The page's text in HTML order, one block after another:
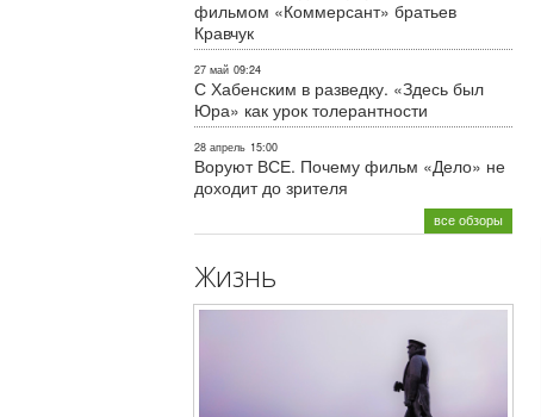
фильмом «Коммерсант» братьев
Кравчук
27 май 09:24
С Хабенским в разведку. «Здесь был
Юра» как урок толерантности
28 апрель 15:00
Воруют ВСЕ. Почему фильм «Дело» не
доходит до зрителя
все обзоры
Жизнь